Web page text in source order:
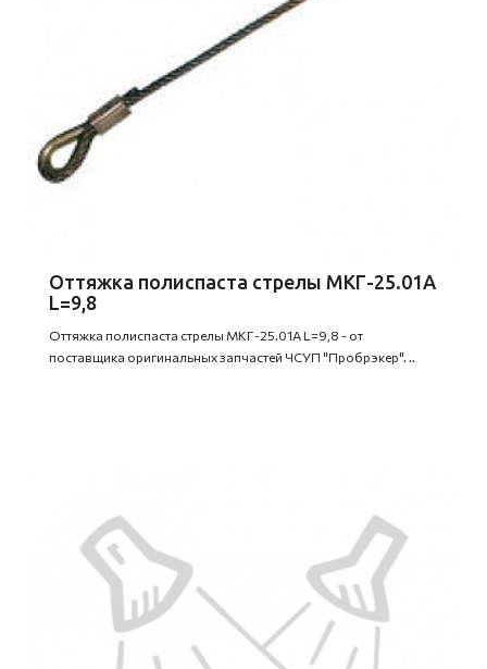
Оттяжка полиспаста стрелы МКГ-25.01А
L=9,8
Оттяжка полиспаста стрелы МКГ-25.01А L=9,8 - от
поставщика оригинальных запчастей ЧСУП "Пробрэкер". ..